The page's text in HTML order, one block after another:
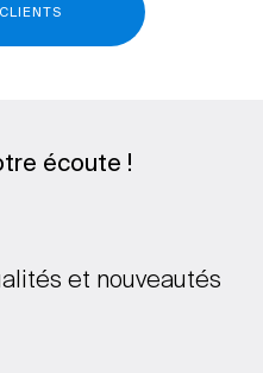
écoute !
et nouveautés